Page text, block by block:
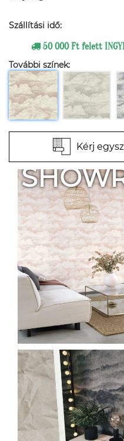
Szállítási idő:
50 000 Ft felett
További színek:
Kérj